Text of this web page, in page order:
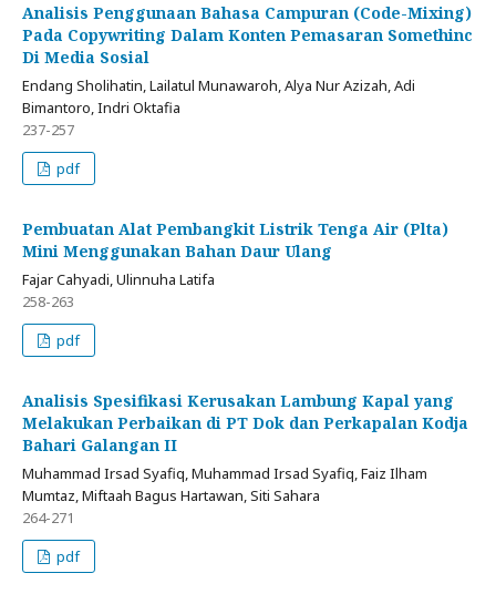
Analisis Penggunaan Bahasa Campuran (Code-Mixing)
Pada Copywriting Dalam Konten Pemasaran Somethinc
Di Media Sosial
Endang Sholihatin, Lailatul Munawaroh, Alya Nur Azizah, Adi
Bimantoro, Indri Oktafia
237-257
pdf
Pembuatan Alat Pembangkit Listrik Tenga Air (Plta)
Mini Menggunakan Bahan Daur Ulang
Fajar Cahyadi, Ulinnuha Latifa
258-263
pdf
Analisis Spesifikasi Kerusakan Lambung Kapal yang
Melakukan Perbaikan di PT Dok dan Perkapalan Kodja
Bahari Galangan II
Muhammad Irsad Syafiq, Muhammad Irsad Syafiq, Faiz Ilham
Mumtaz, Miftaah Bagus Hartawan, Siti Sahara
264-271
pdf